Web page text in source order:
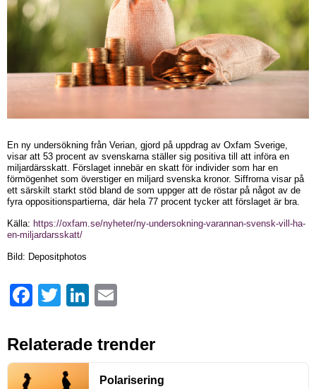
En ny undersökning från Verian, gjord på uppdrag av Oxfam Sverige,
visar att 53 procent av svenskarna ställer sig positiva till att införa en
miljardärsskatt. Förslaget innebär en skatt för individer som har en
förmögenhet som överstiger en miljard svenska kronor. Siffrorna visar på
ett särskilt starkt stöd bland de som uppger att de röstar på något av de
fyra oppositionspartierna, där hela 77 procent tycker att förslaget är bra.
Källa: https://oxfam.se/nyheter/ny-undersokning-varannan-svensk-vill-ha-
en-miljardarsskatt/
Bild: Depositphotos
FacebookTwitter LinkedIn
Relaterade trender
Polarisering